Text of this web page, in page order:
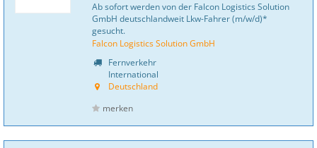
Ab sofort werden von der Falcon Logistics Solution
GmbH deutschlandweit Lkw-Fahrer (m/w/d)*
gesucht.
Falcon Logistics Solution GmbH
Fernverkehr
International
Deutschland
merken